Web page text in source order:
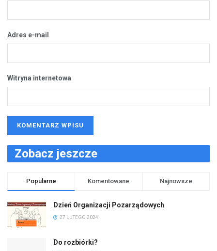
Adres e-mail
Witryna internetowa
Zobacz jeszcze
Popularne Komentowane Najnowsze
Dzień Organizacji Pozarządowych
27 LUTEGO 2024
Do rozbiórki?